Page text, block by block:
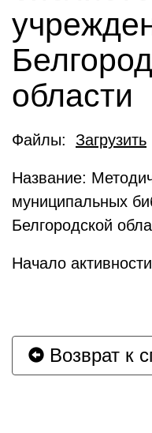
области
Файлы: Загрузить
Название:
муниципальных
Белгородской
Начало
Возврат к